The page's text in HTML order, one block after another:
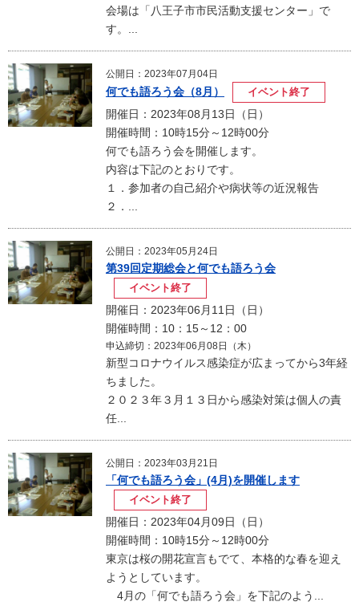
会場は「八王子市市民活動支援センター」で
す。...
公開日：2023年07月04日
何でも語ろう会（8月） イベント終了
開催日：2023年08月13日（日）
開催時間：10時15分～12時00分
何でも語ろう会を開催します。
内容は下記のとおりです。
１．参加者の自己紹介や病状等の近況報告
２．...
公開日：2023年05月24日
第39回定期総会と何でも語ろう会
イベント終了
開催日：2023年06月11日（日）
開催時間：10：15～12：00
申込締切：2023年06月08日（木）
新型コロナウイルス感染症が広まってから3年経
ちました。
２０２３年３月１３日から感染対策は個人の責
任...
公開日：2023年03月21日
「何でも語ろう会」(4月)を開催します
イベント終了
開催日：2023年04月09日（日）
開催時間：10時15分～12時00分
東京は桜の開花宣言もでて、本格的な春を迎え
ようとしています。
4月の「何でも語ろう会」を下記のよう...